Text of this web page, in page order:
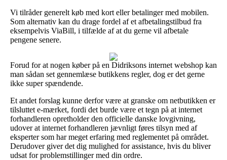
Vi tilråder generelt køb med kort eller betalinger med mobilen.
Som alternativ kan du drage fordel af et afbetalingstilbud fra
eksempelvis ViaBill, i tilfælde af at du gerne vil afbetale
pengene senere.
Forud for at nogen køber på en Didriksons internet webshop kan
man sådan set gennemlæse butikkens regler, dog er det gerne
ikke super spændende.
Et andet forslag kunne derfor være at granske om netbutikken er
tilsluttet e-mærket, fordi det burde være et tegn på at internet
forhandleren opretholder den officielle danske lovgivning,
udover at internet forhandleren jævnligt føres tilsyn med af
eksperter som har meget erfaring med reglementet på området.
Derudover giver det dig mulighed for assistance, hvis du bliver
udsat for problemstillinger med din ordre.